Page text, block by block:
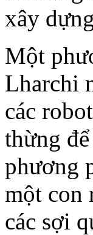
xây
Một
Lharchi
các
thừng
phương
một con
các sợi